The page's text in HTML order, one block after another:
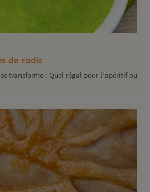
de radis
transforme : Quel régal pour l'apéritif ou